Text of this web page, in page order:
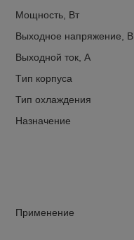
Мощность, Вт
Выходное напряжение, В
Выходной ток, А
Tип кoрпусa
Тип охлаждения
Назначение
Применение